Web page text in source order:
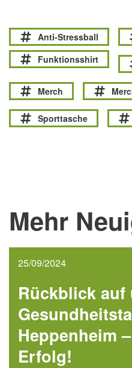
Anti-Stressball
Funktionsshirt
Merch
Sporttasche
Mehr
25/09/2024
Rückblick auf
Heppenheim
Erfolg!